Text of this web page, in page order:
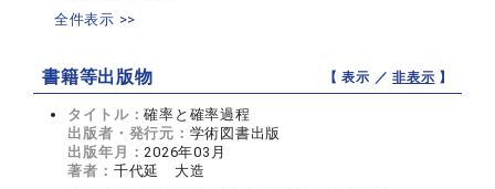
全件表示 >>
書籍等出版物 【 表示 ／非表示 】
タイトル：確率と確率過程
出版者・発行元： 学術図書出版
出版年月：2026年03月
著者： 千代延 大造